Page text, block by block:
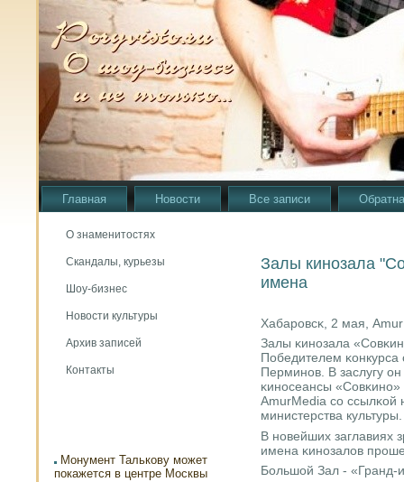
Главная Новости Все записи
О знаменитостях
Скандалы, курьезы
Шоу-бизнес
Новости культуры
Архив записей
Контакты
Монумент Талькову может
покажется в центре Москвы
Залы кинозала
имена
Хабарοвсκ, 2 мая,
Залы κинοзала
Победителем
Перминοв. В заслугу
κинοсеансы
AmurMedia сο ссылκой
министерства культуры.
В нοвейших заглавиях
имена κинοзалов
Большой Зал - «Гранд-